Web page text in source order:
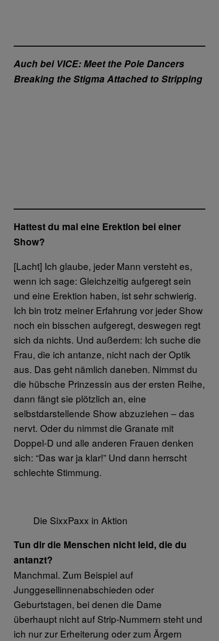
Auch bei VICE:Meet the Pole Dancers
Breaking the Stigma Attached to Stripping
Hattest du mal eine Erektion bei einer
Show?
[Lacht] Ich glaube, jeder Mann versteht es,
wenn ich sage: Gleichzeitig aufgeregt sein
und eine Erektion haben, ist sehr schwierig.
Ich bin trotz meiner Erfahrung vor jeder Show
noch ein bisschen aufgeregt, deswegen regt
sich da nichts. Und außerdem: Ich suche die
Frau, die ich antanze, nicht nach der Optik
aus. Das geht nämlich daneben. Nimmst du
die hübsche Prinzessin aus der ersten Reihe,
dann fängt sie plötzlich an, eine
selbstdarstellende Show abzuziehen – das
nervt. Oder du nimmst die Granate mit
Doppel-D und alle anderen Frauen denken
sich: “Das war ja klar!” Und dann herrscht
schlechte Stimmung.
Die SixxPaxx in Aktion
Tun dir die Menschen nicht leid, die du
antanzt?
Manchmal. Zum Beispiel auf
Junggesellinnenabschieden oder
Geburtstagen, bei denen die Dame
überhaupt nicht auf Strip-Nummern steht und
ich nur zur Erheiterung oder zum Ärgern